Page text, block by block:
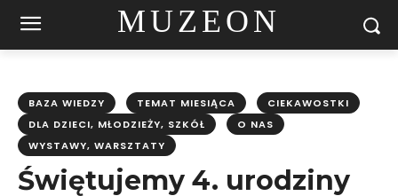
MUZEON
BAZA WIEDZY TEMAT MIESIĄCA
CIEKAWOSTKI
DLA DZIECI, MŁODZIEŻY, SZKÓŁ
O NAS
WYSTAWY, WARSZTATY
Świętujemy 4. urodziny